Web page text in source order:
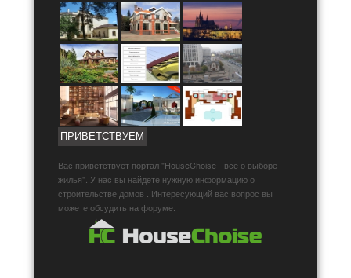
ПРИВЕТСТВУЕМ
Вас приветствует портал "HouseChoise - все о выборе
жилья". У нас вы найдете нужную информацию о
строительстве домов . Интересующий вас вопрос вы
можете обсудить на форуме.